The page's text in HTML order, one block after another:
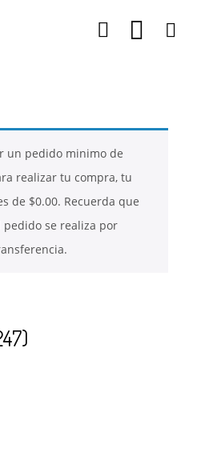
CURSOS
un pedido minimo de
realizar tu compra, tu
de $0.00. Recuerda que
pedido se realiza por